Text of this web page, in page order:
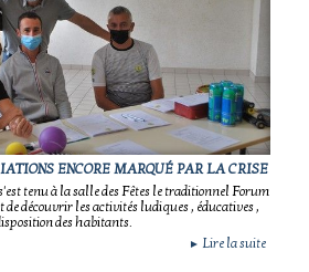
ENCORE MARQUÉ PAR LA CRISE
tenu à la salle des Fêtes le traditionnel Forum
de découvrir les activités ludiques , éducatives ,
des habitants.
► Lire la suite